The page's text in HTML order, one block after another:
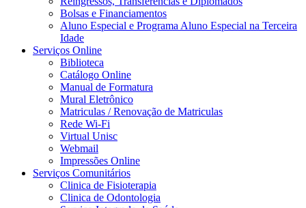
Bolsas e Financiamentos
Aluno Especial e Programa Aluno Especial na Terceira
Idade
Serviços Online
Biblioteca
Catálogo Online
Manual de Formatura
Mural Eletrônico
Matriculas / Renovação de Matriculas
Rede Wi-Fi
Virtual Unisc
Webmail
Impressões Online
Serviços Comunitários
Clinica de Fisioterapia
Clinica de Odontologia